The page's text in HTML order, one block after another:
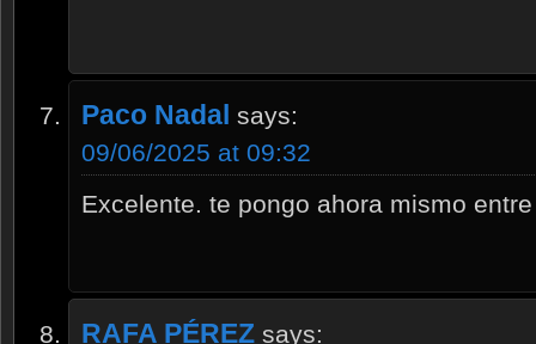
Paco Nadal says:
09/06/2025 at 09:32
Excelente. te pongo ahora mismo
RAFA PÉREZ says: